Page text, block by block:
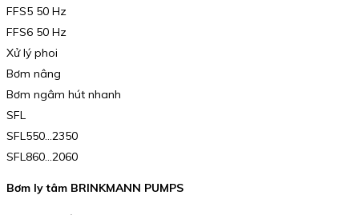
FFS5 50 Hz
FFS6 50 Hz
Xử lý phoi
Bơm nâng
Bơm ngâm hút nhanh
SFL
SFL550…2350
SFL860…2060
Bơm ly tâm BRINKMANN PUMPS